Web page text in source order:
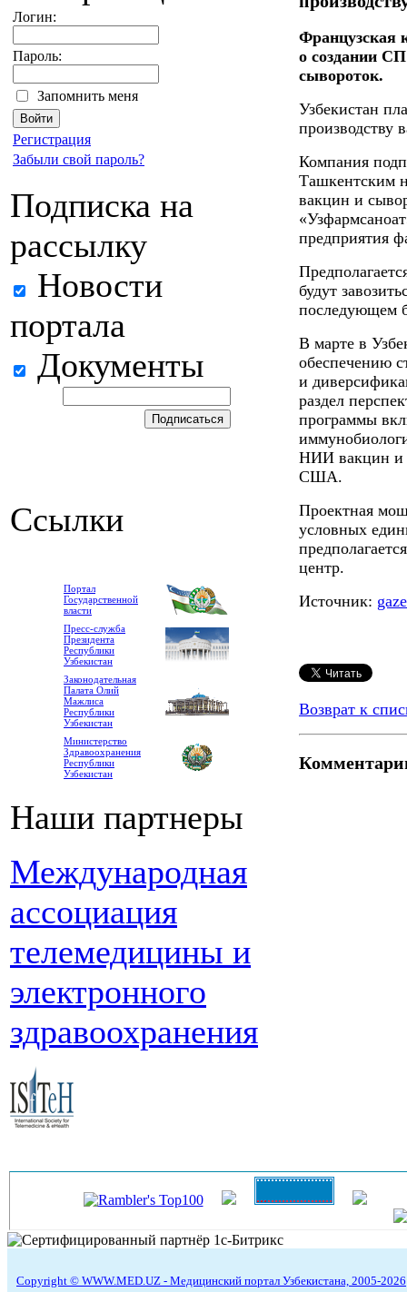
Логин:
Пароль:
Запомнить меня
Регистрация
Забыли свой пароль?
Подписка на
рассылку
Новости
портала
Документы
Ссылки
Портал
Государственной
власти
Пресс-служба
Президента
Республики
Узбекистан
Законодательная
Палата Олий
Мажлиса
Республики
Узбекистан
Министерство
Здравоохранения
Республики
Узбекистан
Наши партнеры
Международная
ассоциация
телемедицины и
электронного
здравоохранения
Французская
о создании
сывороток.
Узбекистан
производству
Компания
Ташкентским
вакцин и
предприятия
будут
последующем
В марте в
обеспечению
и
раздел
программы
НИИ вакцин и
США.
Проектная
условных
центр.
Источник:
Возврат к
Copyright © WWW.MED.UZ - Медицинский портал Узбекистана, 2005-2026